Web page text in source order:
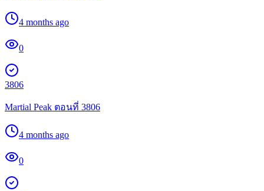
4 months ago
0
3806
Martial Peak ตอนที่ 3806
4 months ago
0